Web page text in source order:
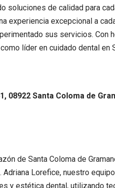
soluciones de calidad para
experiencia excepcional a
sus servicios.
líder en cuidado dental
08922 Santa Coloma de
de Santa Coloma de
Adriana Lorefice, nuestro
y estética dental, utilizando